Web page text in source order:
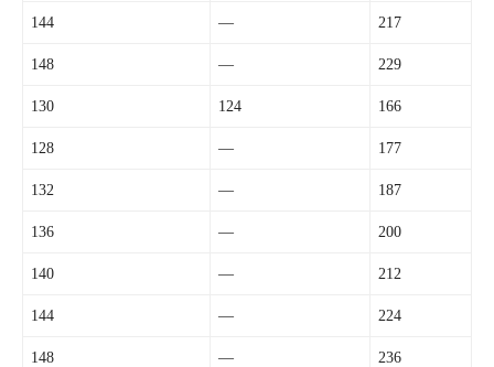
144 — 217
148 — 229
130 124 166
128 — 177
132 — 187
136 — 200
140 — 212
144 — 224
148 — 236